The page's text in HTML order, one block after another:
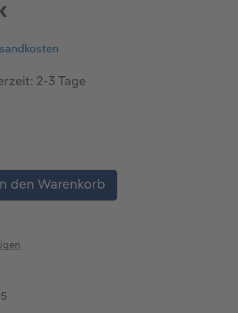
2-3 Tage
den gewünschten Wert
In den Warenkorb